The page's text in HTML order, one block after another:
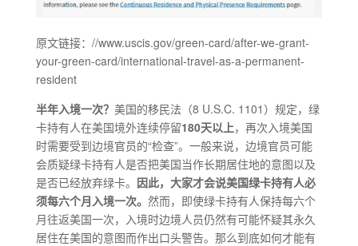
原文链接：//www.uscis.gov/green-card/after-we-grant-
your-green-card/international-travel-as-a-permanent-
resident
半年入境一次？ 美国的移民法（8 U.S.C. 1101）规定，绿
卡持有人在美国境外连续停留180天以上，再次入境美国
时需要受到边境官员的“检查”。一般来说，边境官员可能
会质疑绿卡持有人是否把美国当作长期居住地的意图以及
是否已经放弃绿卡。 因此，大家才会说美国绿卡持有人必
须每六个月入境一次。 然而，即使绿卡持有人保持每六个
月往返美国一次，入境时边境人员仍然有可能怀疑其永久
居住在美国的意图而作出口头警告。那么到底如何才能有